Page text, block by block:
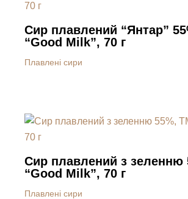
Сир плавлений “Янтар”
“Good Milk”, 70 г
Плавлені сири
Сир плавлений з зеленню
“Good Milk”, 70 г
Плавлені сири